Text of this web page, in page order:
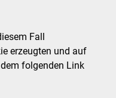
Fall
erzeugten und auf
folgenden Link